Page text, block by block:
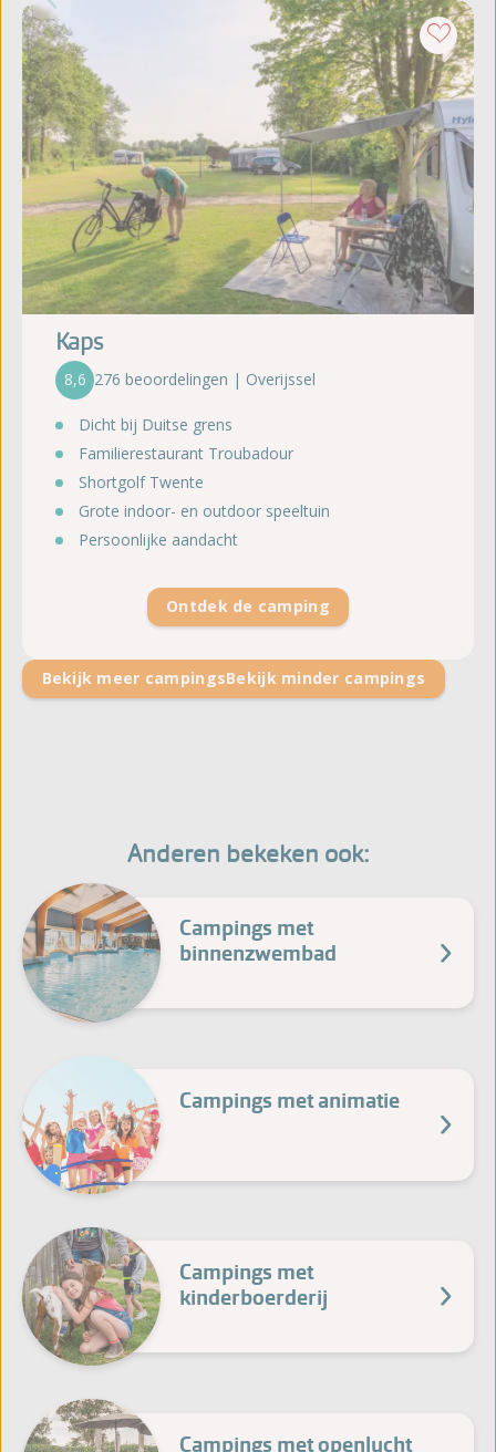
Kaps
8,6 276 beoordelingen | Overijssel
Dicht bij Duitse grens
Familierestaurant Troubadour
Shortgolf Twente
Grote indoor- en outdoor speeltuin
Persoonlijke aandacht
Ontdek de camping
Bekijk meer campingsBekijk minder campings
Anderen bekeken ook:
Campings met
binnenzwembad
Campings met animatie
Campings met
kinderboerderij
Campings met openlucht